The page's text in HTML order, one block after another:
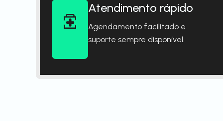
Atendimento rápido
Agendamento facilitado e
suporte sempre disponível.